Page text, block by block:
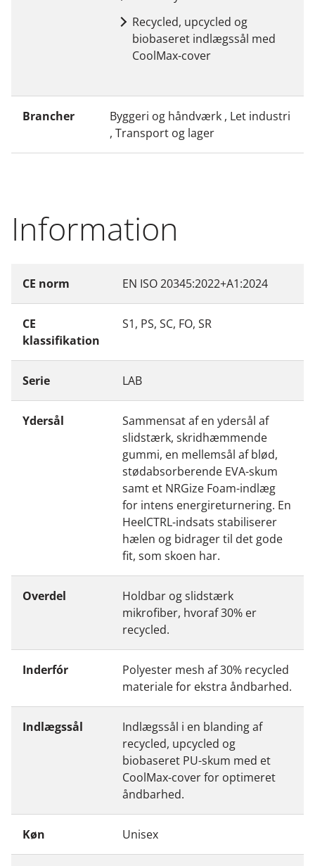
Recycled, upcycled og
biobaseret indlægssål med
CoolMax-cover
Brancher
Byggeri og håndværk , Let industri
, Transport og lager
Information
CE norm EN ISO 20345:2022+A1:2024
CE
klassifikation
S1, PS, SC, FO, SR
Serie LAB
Ydersål
Sammensat af en ydersål af
slidstærk, skridhæmmende
gummi, en mellemsål af blød,
stødabsorberende EVA-skum
samt et NRGize Foam-indlæg
for intens energireturnering. En
HeelCTRL-indsats stabiliserer
hælen og bidrager til det gode
fit, som skoen har.
Overdel
Holdbar og slidstærk
mikrofiber, hvoraf 30% er
recycled.
Inderfór
Polyester mesh af 30% recycled
materiale for ekstra åndbarhed.
Indlægssål
Indlægssål i en blanding af
recycled, upcycled og
biobaseret PU-skum med et
CoolMax-cover for optimeret
åndbarhed.
Køn Unisex